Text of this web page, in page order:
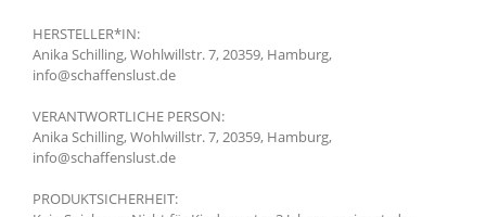
HERSTELLER*IN:
Anika Schilling, Wohlwillstr. 7, 20359, Hamburg,
info@schaffenslust.de
VERANTWORTLICHE PERSON:
Anika Schilling, Wohlwillstr. 7, 20359, Hamburg,
info@schaffenslust.de
PRODUKTSICHERHEIT: